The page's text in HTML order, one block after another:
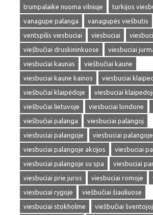
trumpalaike nuoma vilniuje
turkijos
vanagupe palanga
vanagupės viešbutis
ventspilis viesbuciai
viesbuciai
viešbučiai druskininkuose
viesbuciai
viesbuciai kaunas
viešbučiai kaune
viesbuciai kaune kainos
viesbuciai
viešbučiai klaipėdoje
viesbuciai
viešbučiai lietuvoje
viesbuciai londone
viešbučiai palanga
viesbuciai palangoj
viesbuciai palangoje
viesbuciai
viesbuciai palangoje akcijos
viesbuciai
viesbuciai palangoje su spa
viesbuciai
viesbuciai prie juros
viesbuciai romoje
viesbuciai rygoje
viešbučiai šiauliuose
viesbuciai stokholme
viešbučiai